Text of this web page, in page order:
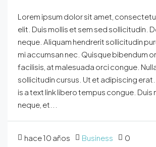
Lorem ipsum dolor sit amet,
elit. Duis mollis et sem sed sollicitudin.
neque. Aliquam hendrerit sollicitudin
mi accumsan nec. Quisque bibendum
facilisis, at malesuada orci congue.
sollicitudin cursus. Ut et adipiscing
is a text link libero tempus congue.
neque, et...
hace 10 años Business 0